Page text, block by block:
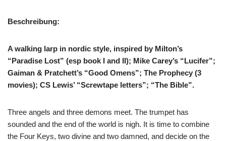
Beschreibung:
A walking larp in nordic style, inspired by Milton’s
“Paradise Lost” (esp book I and II); Mike Carey’s “Lucifer”;
Gaiman & Pratchett’s “Good Omens”; The Prophecy (3
movies); CS Lewis’ “Screwtape letters”; “The Bible”.
Three angels and three demons meet. The trumpet has
sounded and the end of the world is nigh. It is time to combine
the Four Keys, two divine and two damned, and decide on the